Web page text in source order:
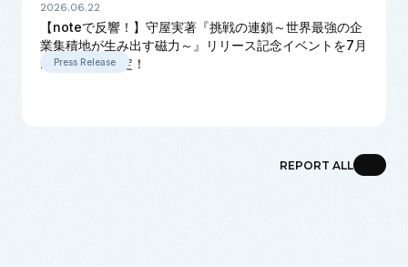
2026.06.22
【noteで反響！】守屋実著『挑戦の連鎖～世界最強の企
業集積地が生み出す磁力～』リリース記念イベントを7月
22日に開催決定！
Press Release
REPORT ALL